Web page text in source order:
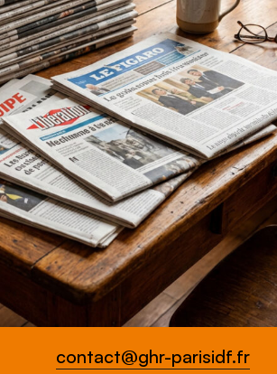
contact@ghr-parisidf.fr